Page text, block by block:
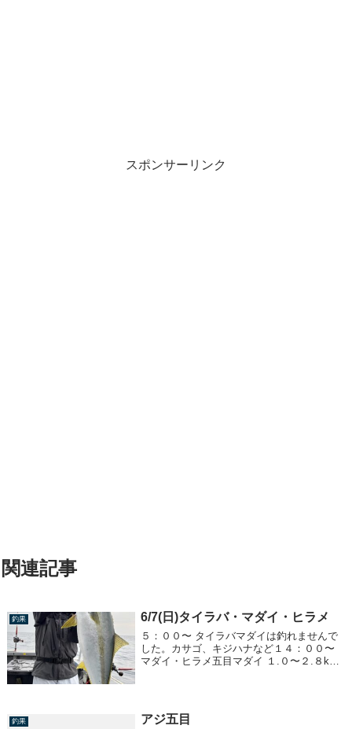
スポンサーリンク
関連記事
釣果 6/7(日)タイラバ・マダイ・ヒラメ
５：００〜 タイラバマダイは釣れませんで
した。カサゴ、キジハナなど１４：００〜
マダイ・ヒラメ五目マダイ １.０〜２.８kg
釣果 アジ五目